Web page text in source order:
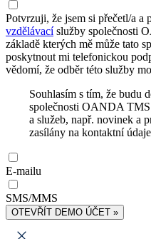
Potvrzuji, že jsem si přečetl/a a
vzdělávacíslužby společnosti
základě kterých mě může tato
poskytnout mi telefonickou
vědomí, že odběr této služby
Souhlasím s tím, že budu
společnosti OANDA
a služeb, např. novinek a
zasílány na kontaktní
E-mailu
SMS/MMS
OTEVŘÍT DEMO ÚČET »